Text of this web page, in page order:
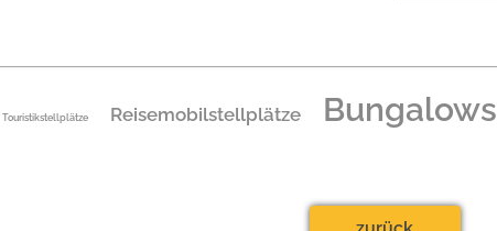
Touristikstellplätze Reisemobilstellplätze Bungalows